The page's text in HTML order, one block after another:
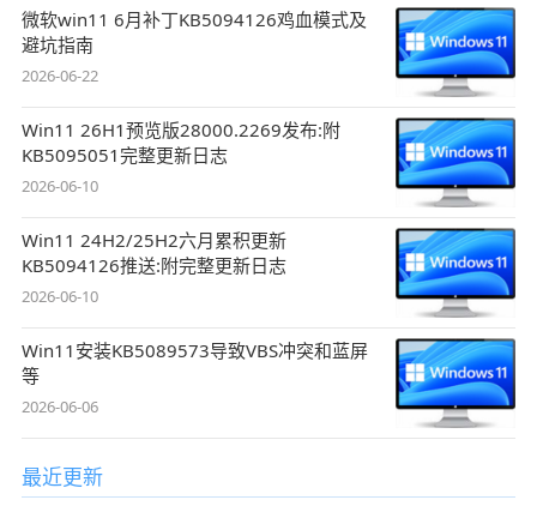
微软win11 6月补丁KB5094126鸡血模式及
避坑指南
2026-06-22
Win11 26H1预览版28000.2269发布:附
KB5095051完整更新日志
2026-06-10
Win11 24H2/25H2六月累积更新
KB5094126推送:附完整更新日志
2026-06-10
Win11安装KB5089573导致VBS冲突和蓝屏
等
2026-06-06
最近更新